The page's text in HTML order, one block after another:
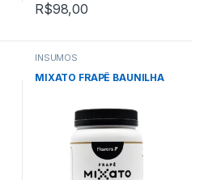
R$98,00
INSUMOS
MIXATO FRAPÊ BAUNILHA